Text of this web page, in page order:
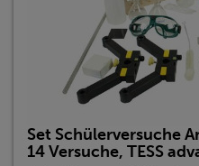
Set Schülerversuche
14 Versuche, TESS